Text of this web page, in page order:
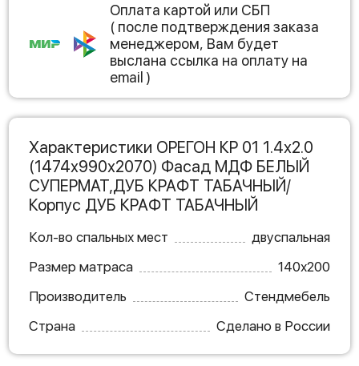
Оплата картой или СБП
( после подтверждения заказа
менеджером, Вам будет
выслана ссылка на оплату на
email )
Характеристики ОРЕГОН КР 01 1.4х2.0
(1474х990х2070) Фасад МДФ БЕЛЫЙ
СУПЕРМАТ,ДУБ КРАФТ ТАБАЧНЫЙ/
Корпус ДУБ КРАФТ ТАБАЧНЫЙ
Кол-во спальных мест
двуспальная
Размер матраса
140х200
Производитель
Стендмебель
Страна
Сделано в России